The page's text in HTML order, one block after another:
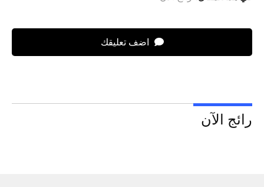
اضف تعليقك
رائج الآن